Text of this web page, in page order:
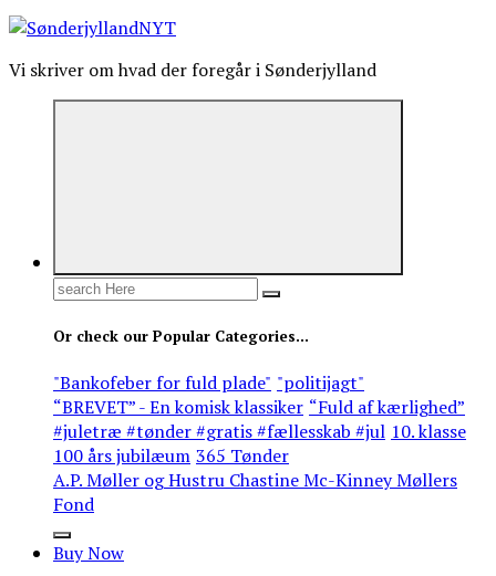
Vi skriver om hvad der foregår i Sønderjylland
Search
Or check our Popular Categories...
"Bankofeber for fuld plade" "politijagt"
“BREVET” - En komisk klassiker “Fuld af kærlighed”
#juletræ #tønder #gratis #fællesskab #jul 10. klasse
100 års jubilæum 365 Tønder
A.P. Møller og Hustru Chastine Mc-Kinney Møllers
Fond
Buy Now